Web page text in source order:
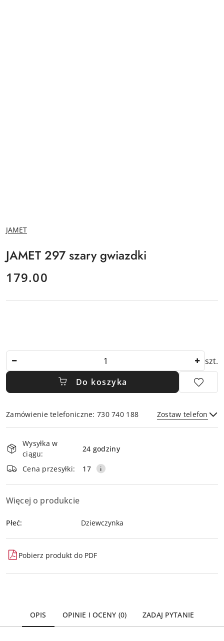
NAZWA
PRODUCENTA:
JAMET
JAMET 297 szary gwiazdki
cena:
179.00
szt.
Do koszyka
Zamówienie telefoniczne: 730 740 188 Zostaw telefon
i
dostawa
Wysyłka w
ciągu:
24 godziny
Cena przesyłki: 17
Więcej o produkcie
Płeć: Dziewczynka
Pobierz produkt do PDF
OPIS OPINIE I OCENY (0) ZADAJ PYTANIE